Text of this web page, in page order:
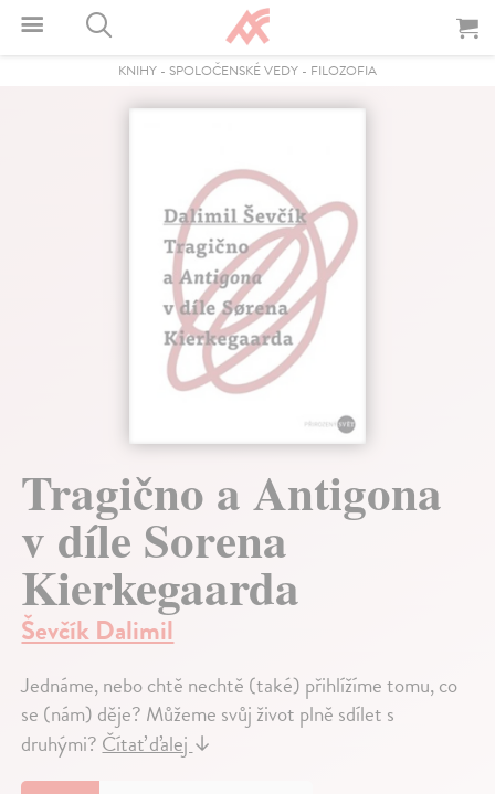
KNIHY - SPOLOČENSKÉ VEDY - FILOZOFIA
Tragično a Antigona
v díle Sorena
Kierkegaarda
Ševčík Dalimil
Jednáme, nebo chtě nechtě (také) přihlížíme tomu, co
se (nám) děje? Můžeme svůj život plně sdílet s
druhými?Čítať ďalej↓